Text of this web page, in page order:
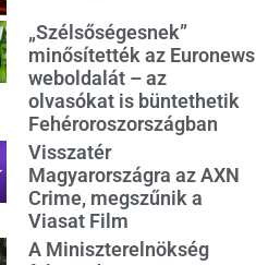
„Szélsőségesnek”
minősítették az Euronews
weboldalát – az
olvasókat is büntethetik
Fehéroroszországban
Visszatér
Magyarországra az AXN
Crime, megszűnik a
Viasat Film
A Miniszterelnökség